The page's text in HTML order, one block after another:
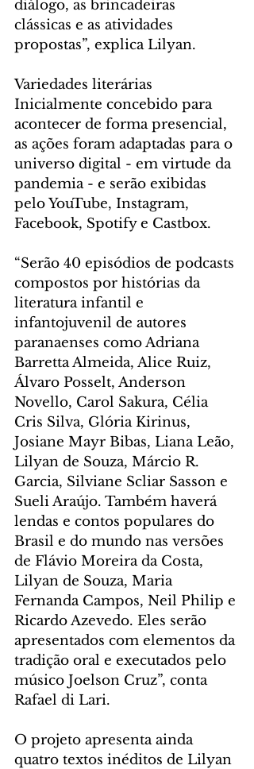
diálogo, as brincadeiras
clássicas e as atividades
propostas”, explica Lilyan.
Variedades literárias
Inicialmente concebido para
acontecer de forma presencial,
as ações foram adaptadas para o
universo digital - em virtude da
pandemia - e serão exibidas
pelo YouTube, Instagram,
Facebook, Spotify e Castbox.
“Serão 40 episódios de podcasts
compostos por histórias da
literatura infantil e
infantojuvenil de autores
paranaenses como Adriana
Barretta Almeida, Alice Ruiz,
Álvaro Posselt, Anderson
Novello, Carol Sakura, Célia
Cris Silva, Glória Kirinus,
Josiane Mayr Bibas, Liana Leão,
Lilyan de Souza, Márcio R.
Garcia, Silviane Scliar Sasson e
Sueli Araújo. Também haverá
lendas e contos populares do
Brasil e do mundo nas versões
de Flávio Moreira da Costa,
Lilyan de Souza, Maria
Fernanda Campos, Neil Philip e
Ricardo Azevedo. Eles serão
apresentados com elementos da
tradição oral e executados pelo
músico Joelson Cruz”, conta
Rafael di Lari.
O projeto apresenta ainda
quatro textos inéditos de Lilyan